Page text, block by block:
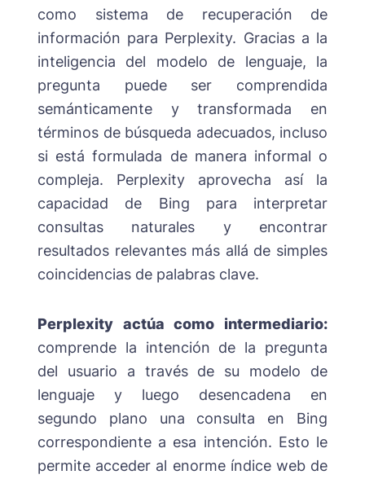
como sistema de recuperación de
información para Perplexity. Gracias a la
inteligencia del modelo de lenguaje, la
pregunta puede ser comprendida
semánticamente y transformada en
términos de búsqueda adecuados, incluso
si está formulada de manera informal o
compleja. Perplexity aprovecha así la
capacidad de Bing para interpretar
consultas naturales y encontrar
resultados relevantes más allá de simples
coincidencias de palabras clave.
Perplexity actúa como intermediario:
comprende la intención de la pregunta
del usuario a través de su modelo de
lenguaje y luego desencadena en
segundo plano una consulta en Bing
correspondiente a esa intención. Esto le
permite acceder al enorme índice web de